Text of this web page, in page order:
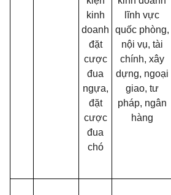
kinh
doanh
đặt
cược
đua
ngựa,
đặt
cược
đua
chó
lĩnh vực
quốc phòng,
nội vụ, tài
chính, xây
dựng, ngoại
giao, tư
pháp, ngân
hàng